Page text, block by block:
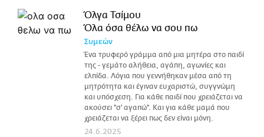
Όλγα Τσίμου
Όλα όσα θέλω να σου πω
Συμεών
Ένα τρυφερό γράμμα από μια μητέρα στο παιδί
της - γεμάτο αλήθεια, αγάπη, αγωνίες και
ελπίδα. Λόγια που γεννήθηκαν μέσα από τη
μητρότητα και έγιναν ευχαριστώ, συγγνώμη
και υπόσχεση. Για κάθε παιδί που χρειάζεται να
ακούσει ''σ' αγαπώ''. Και για κάθε μαμά που
χρειάζεται να ξέρει πως δεν είναι μόνη.
24.6.2025